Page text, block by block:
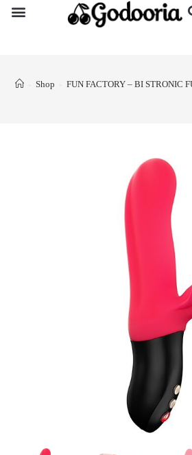
> Shop > FUN FACTORY – BI STRONIC